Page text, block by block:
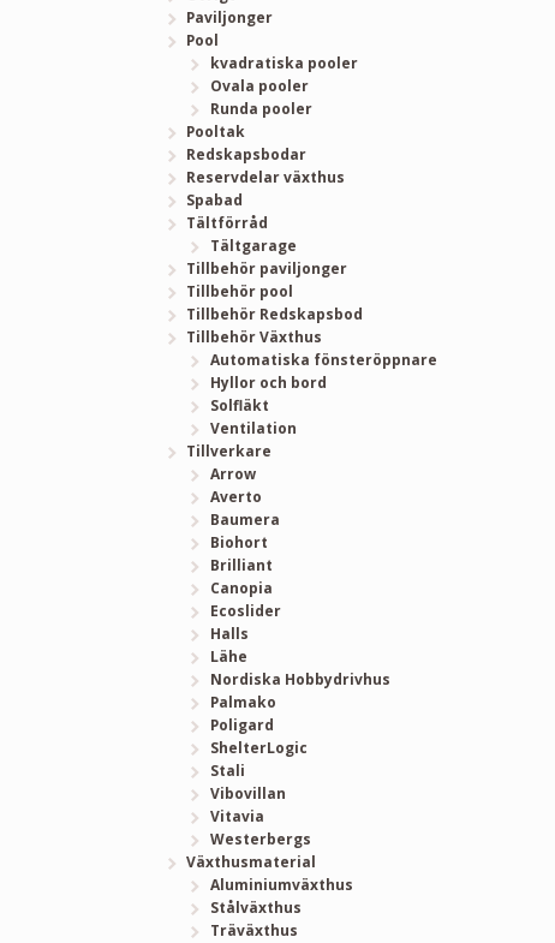
Paviljonger
Pool
kvadratiska pooler
Ovala pooler
Runda pooler
Pooltak
Redskapsbodar
Reservdelar växthus
Spabad
Tältförråd
Tältgarage
Tillbehör paviljonger
Tillbehör pool
Tillbehör Redskapsbod
Tillbehör Växthus
Automatiska fönsteröppnare
Hyllor och bord
Solfläkt
Ventilation
Tillverkare
Arrow
Averto
Baumera
Biohort
Brilliant
Canopia
Ecoslider
Halls
Lähe
Nordiska Hobbydrivhus
Palmako
Poligard
ShelterLogic
Stali
Vibovillan
Vitavia
Westerbergs
Växthusmaterial
Aluminiumväxthus
Stålväxthus
Träväxthus